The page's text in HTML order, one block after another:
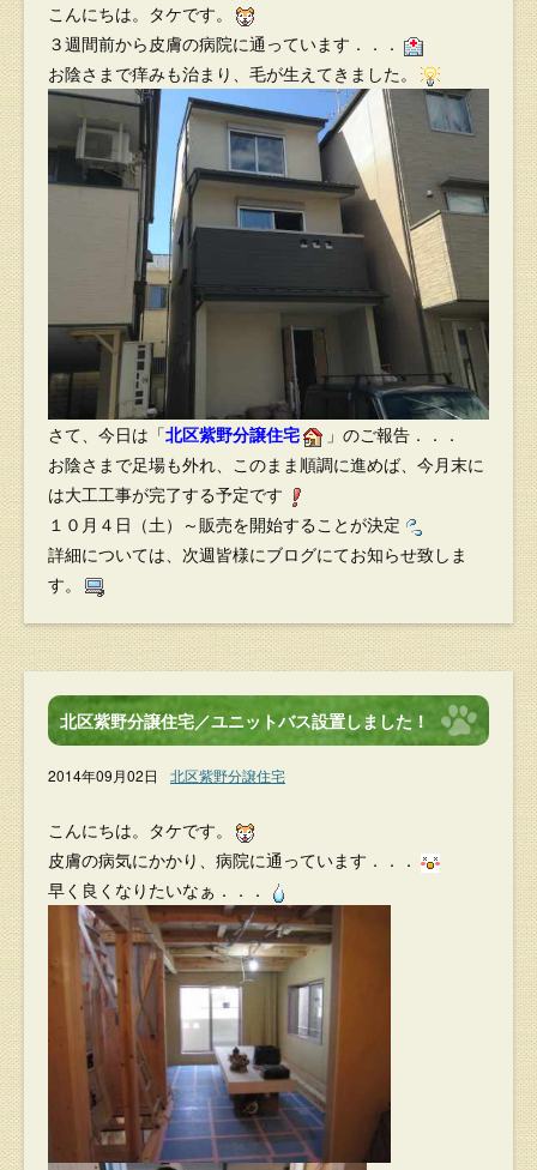
こんにちは。タケです。
３週間前から皮膚の病院に通っています．．．
お陰さまで痒みも治まり、毛が生えてきました。
さて、今日は「北区紫野分譲住宅
」のご報告．．．
お陰さまで足場も外れ、このまま順調に進めば、今月末に
は大工工事が完了する予定です
１０月４日（土）～販売を開始することが決定
詳細については、次週皆様にブログにてお知らせ致しま
す。
北区紫野分譲住宅／ユニットバス設置しました！
2014年09月02日 北区紫野分譲住宅
こんにちは。タケです。
皮膚の病気にかかり、病院に通っています．．．
早く良くなりたいなぁ．．．